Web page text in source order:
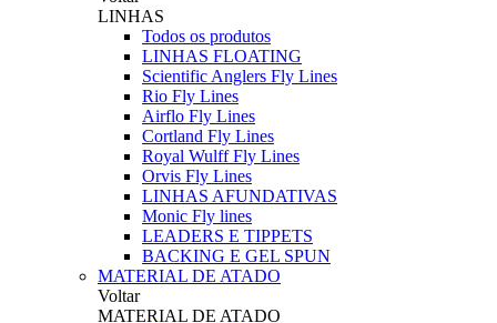
LINHAS
Todos os produtos
LINHAS FLOATING
Scientific Anglers Fly Lines
Rio Fly Lines
Airflo Fly Lines
Cortland Fly Lines
Royal Wulff Fly Lines
Orvis Fly Lines
LINHAS AFUNDATIVAS
Monic Fly lines
LEADERS E TIPPETS
BACKING E GEL SPUN
MATERIAL DE ATADO
Voltar
MATERIAL DE ATADO